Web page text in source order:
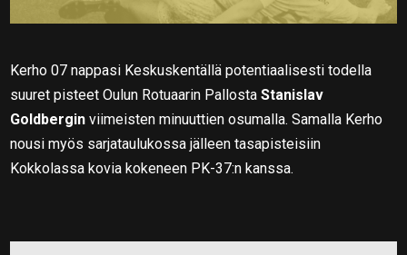
Kerho 07 nappasi Keskuskentällä potentiaalisesti todella
suuret pisteet Oulun Rotuaarin PallostaStanislav
Goldbergin viimeisten minuuttien osumalla. Samalla Kerho
nousi myös sarjataulukossa jälleen tasapisteisiin
Kokkolassa kovia kokeneen PK-37:n kanssa.